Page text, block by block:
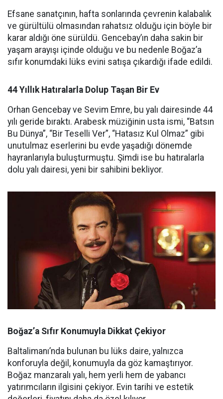
Efsane sanatçının, hafta sonlarında çevrenin kalabalık
ve gürültülü olmasından rahatsız olduğu için böyle bir
karar aldığı öne sürüldü. Gencebay’ın daha sakin bir
yaşam arayışı içinde olduğu ve bu nedenle Boğaz’a
sıfır konumdaki lüks evini satışa çıkardığı ifade edildi.
44 Yıllık Hatıralarla Dolup Taşan Bir Ev
Orhan Gencebay ve Sevim Emre, bu yalı dairesinde 44
yılı geride bıraktı. Arabesk müziğinin usta ismi, “Batsın
Bu Dünya”, “Bir Teselli Ver”, “Hatasız Kul Olmaz” gibi
unutulmaz eserlerini bu evde yaşadığı dönemde
hayranlarıyla buluşturmuştu. Şimdi ise bu hatıralarla
dolu yalı dairesi, yeni bir sahibini bekliyor.
Boğaz’a Sıfır Konumuyla Dikkat Çekiyor
Baltalimanı’nda bulunan bu lüks daire, yalnızca
konforuyla değil, konumuyla da göz kamaştırıyor.
Boğaz manzaralı yalı, hem yerli hem de yabancı
yatırımcıların ilgisini çekiyor. Evin tarihi ve estetik